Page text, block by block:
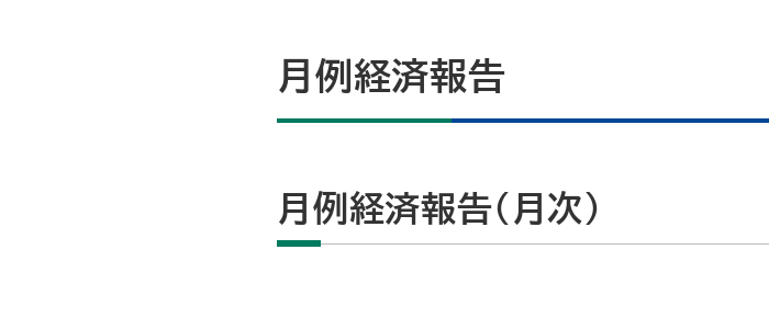
月例経済報告
月例経済報告（月次）